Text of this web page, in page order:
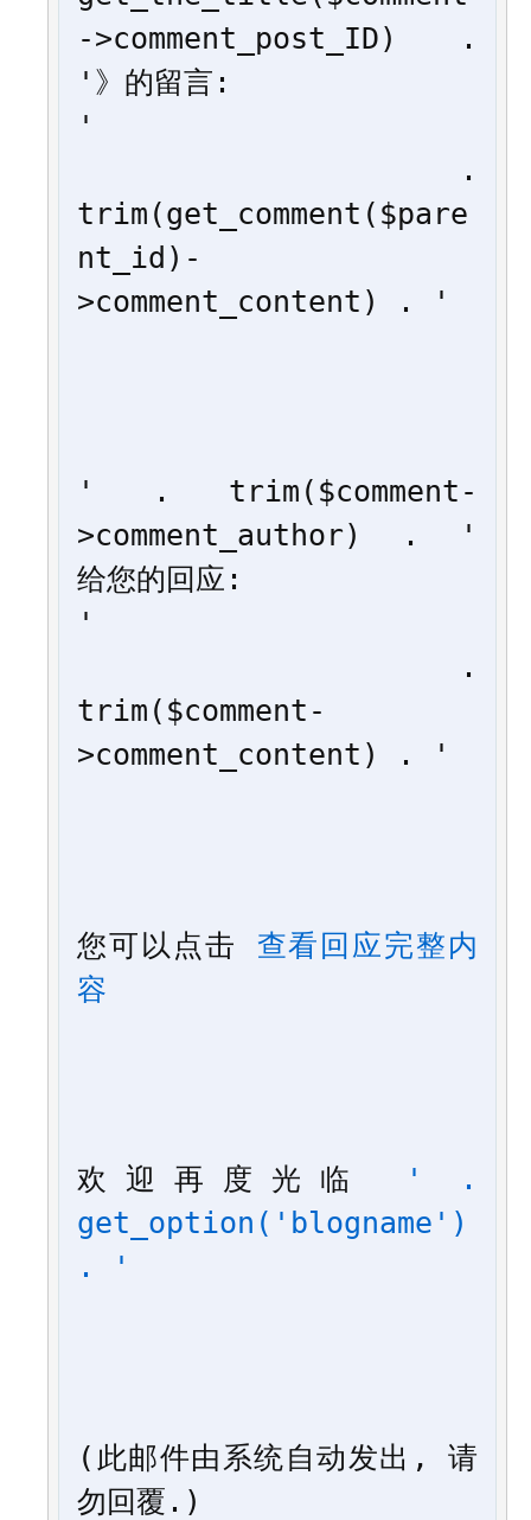
->comment_post_ID) .
'》的留言:
'
trim(get_comment($pare
nt_id)-
>comment_content) . '
' . trim($comment-
>comment_author) . '
给您的回应:
'
trim($comment-
>comment_content) . '
您可以点击 查看回应完整内
容
欢迎再度光临
' .
get_option('blogname')
. '
(此邮件由系统自动发出, 请
勿回覆.)